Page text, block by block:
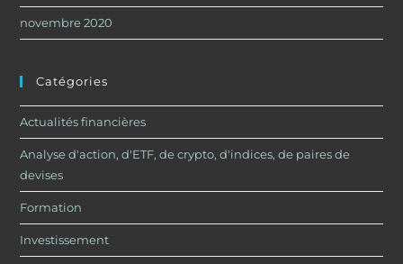
novembre 2020
Catégories
Actualités financières
Analyse d'action, d'ETF, de crypto, d'indices, de paires de
devises
Formation
Investissement